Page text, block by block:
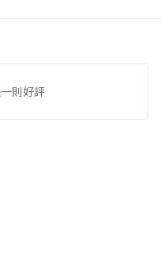
則好評